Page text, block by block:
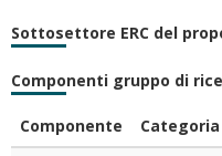
Sottosettore ERC del
Componenti gruppo di
Componente
Categoria